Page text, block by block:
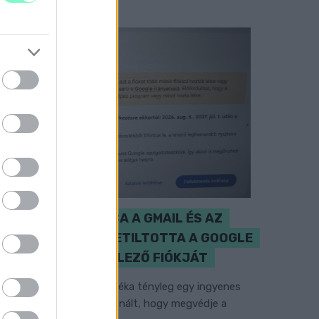
CZUNYINÉ HARCA A GMAIL ÉS AZ
ÖNKÉNY ELLEN - LETILTOTTA A GOOGLE
A VÉDVONAL LEVELEZŐ FIÓKJÁT
Nem vicc! A Fidesz maradéka tényleg egy ingyenes
e-mail szolgáltatást használt, hogy megvédje a